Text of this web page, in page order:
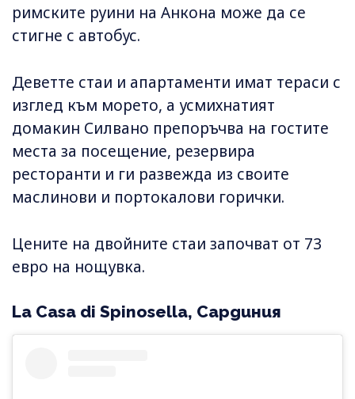
римските руини на Анкона може да се
стигне с автобус.
Деветте стаи и апартаменти имат тераси с
изглед към морето, а усмихнатият
домакин Силвано препоръчва на гостите
места за посещение, резервира
ресторанти и ги развежда из своите
маслинови и портокалови горички.
Цените на двойните стаи започват от 73
евро на нощувка.
La Casa di Spinosella, Сардиния